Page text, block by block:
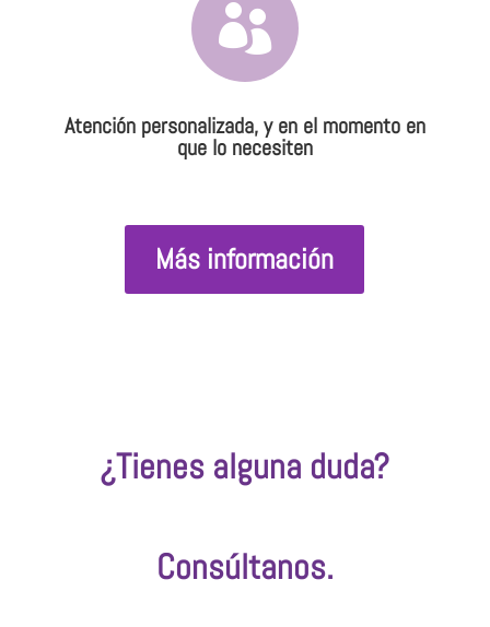

Atención personalizada, y en el momento en
que lo necesiten
Más información
¿Tienes alguna duda?
Consúltanos.